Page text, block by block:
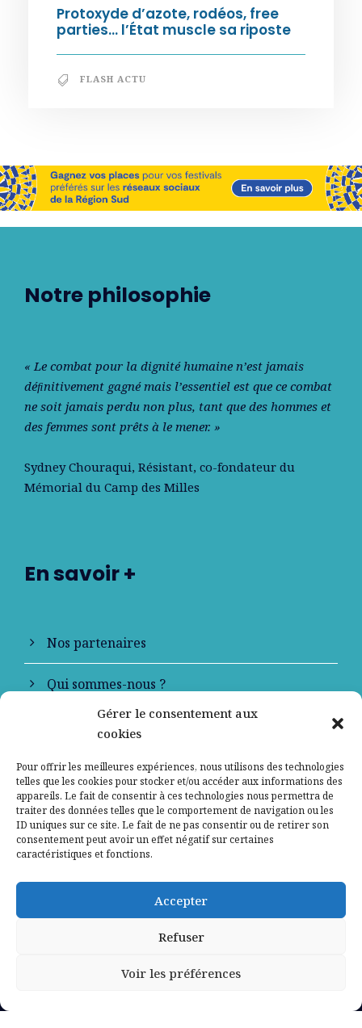
Gérer le consentement aux
cookies
Pour offrir les meilleures expériences, nous utilisons des technologies
telles que les cookies pour stocker et/ou accéder aux informations des
appareils. Le fait de consentir à ces technologies nous permettra de
traiter des données telles que le comportement de navigation ou les
ID uniques sur ce site. Le fait de ne pas consentir ou de retirer son
consentement peut avoir un effet négatif sur certaines
caractéristiques et fonctions.
Accepter
Refuser
Voir les préférences
Protoxyde d’azote, rodéos, free
parties… l’État muscle sa riposte
FLASH ACTU
Notre philosophie
« Le combat pour la dignité humaine n’est jamais
déﬁnitivement gagné mais l’essentiel est que ce combat
ne soit jamais perdu non plus, tant que des hommes et
des femmes sont prêts à le mener. »
Sydney Chouraqui, Résistant, co-fondateur du
Mémorial du Camp des Milles
En savoir +
Nos partenaires
Qui sommes-nous ?
Contactez-nous
Mentions légales
Politique de confidentialité